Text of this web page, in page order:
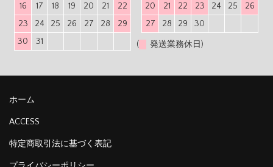
16
17 18 19 20 21
22
23
24 25 26 27 28
29
30
31
20
21 22 23 24 25
26
27
28 29 30
( 発送業務休日)
ホーム
ACCESS
特定商取引法に基づく表記